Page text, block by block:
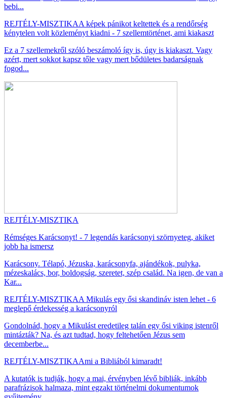
bebi...
REJTÉLY-MISZTIKAA képek pánikot keltettek és a rendőrség
kénytelen volt közleményt kiadni - 7 szellemtörténet, ami kiakaszt
Ez a 7 szellemekről szóló beszámoló így is, úgy is kiakaszt. Vagy
azért, mert sokkot kapsz tőle vagy mert bődületes badarságnak
fogod...
REJTÉLY-MISZTIKA
Rémséges Karácsonyt! - 7 legendás karácsonyi szörnyeteg, akiket
jobb ha ismersz
Karácsony. Télapó, Jézuska, karácsonyfa, ajándékok, pulyka,
mézeskalács, bor, boldogság, szeretet, szép család. Na igen, de van a
Kar...
REJTÉLY-MISZTIKAA Mikulás egy ősi skandináv isten lehet - 6
meglepő érdekesség a karácsonyról
Gondolnád, hogy a Mikulást eredetileg talán egy ősi viking istenről
mintázták? Na, és azt tudtad, hogy feltehetően Jézus sem
decemberbe...
REJTÉLY-MISZTIKAAmi a Bibliából kimaradt!
A kutatók is tudják, hogy a mai, érvényben lévő bibliák, inkább
parafrázisok halmaza, mint egzakt történelmi dokumentumok